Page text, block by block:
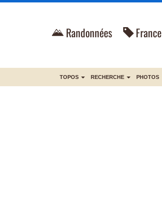
Randonnées France
TOPOS RECHERCHE PHOTOS